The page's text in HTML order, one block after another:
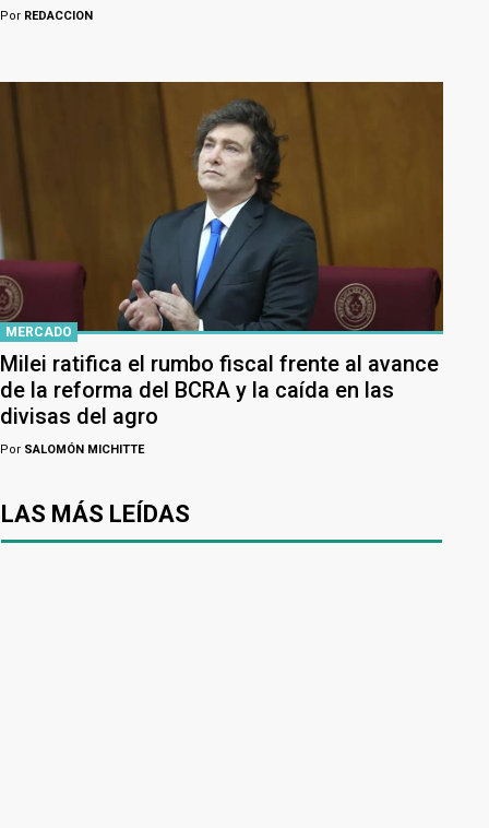
Por REDACCION
MERCADO
Milei ratifica el rumbo fiscal frente al avance
de la reforma del BCRA y la caída en las
divisas del agro
Por SALOMÓN MICHITTE
LAS MÁS LEÍDAS